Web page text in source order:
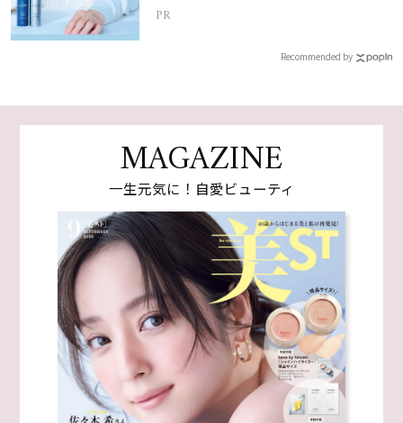
PR
Recommended by
MAGAZINE
一生元気に！自愛ビューティ